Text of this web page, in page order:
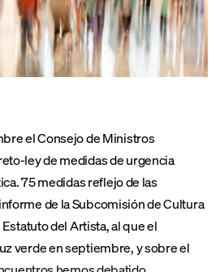
el Consejo de Ministros
ley de medidas de urgencia
75 medidas reflejo de las
de la Subcomisión de Cultura
del Artista, al que el
verde en septiembre, y sobre el